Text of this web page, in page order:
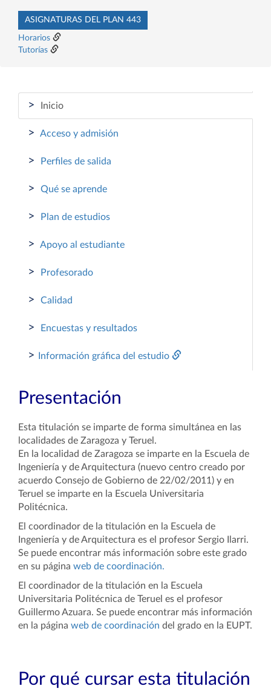
ASIGNATURAS DEL PLAN 443
Horarios
Tutorías
> Inicio
> Acceso y admisión
> Perfiles de salida
> Qué se aprende
> Plan de estudios
> Apoyo al estudiante
> Profesorado
> Calidad
> Encuestas y resultados
> Información gráfica del estudio
Presentación
Esta titulación se imparte de forma simultánea en las
localidades de Zaragoza y Teruel.
En la localidad de Zaragoza se imparte en la Escuela de
Ingeniería y de Arquitectura (nuevo centro creado por
acuerdo Consejo de Gobierno de 22/02/2011) y en
Teruel se imparte en la Escuela Universitaria
Politécnica.
El coordinador de la titulación en la Escuela de
Ingeniería y de Arquitectura es el profesor Sergio Ilarri.
Se puede encontrar más información sobre este grado
en su página web de coordinación.
El coordinador de la titulación en la Escuela
Universitaria Politécnica de Teruel es el profesor
Guillermo Azuara. Se puede encontrar más información
en la página web de coordinación del grado en la EUPT.
Por qué cursar esta titulación